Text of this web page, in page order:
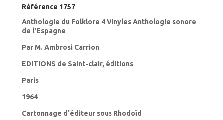
Référence 1757
Anthologie du Folklore 4 Vinyles Anthologie sonore
de l'Espagne
Par M. Ambrosi Carrion
EDITIONS de Saint-clair, éditions
Paris
1964
Cartonnage d'éditeur sous Rhodoïd